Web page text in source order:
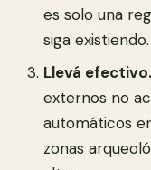
es solo una
siga existiendo.
Llevá efectivo.
externos no
automáticos
zonas